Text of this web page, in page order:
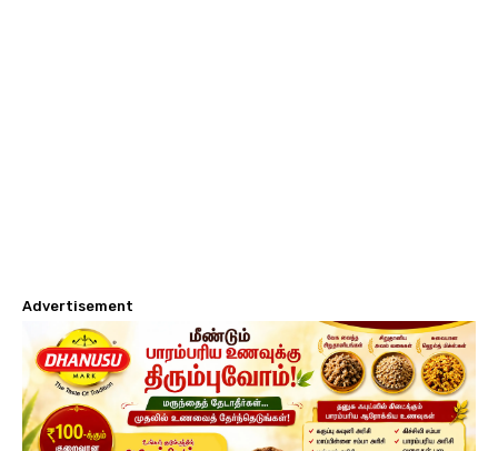
Advertisement